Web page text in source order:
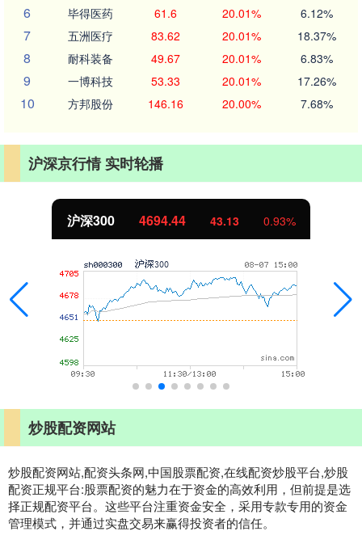
6 毕得医药 61.6 20.01% 6.12%
7 五洲医疗 83.62 20.01% 18.37%
8 耐科装备 49.67 20.01% 6.83%
9 一博科技 53.33 20.01% 17.26%
10 方邦股份 146.16 20.00% 7.68%
沪深京行情 实时轮播
沪深300 4694.44 43.13 0.93%
炒股配资网站
炒股配资网站,配资头条网,中国股票配资,在线配资炒股平台,炒股
配资正规平台:股票配资的魅力在于资金的高效利用，但前提是选
择正规配资平台。这些平台注重资金安全，采用专款专用的资金
管理模式，并通过实盘交易来赢得投资者的信任。